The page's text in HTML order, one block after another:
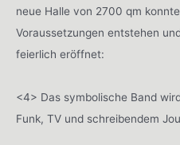
neue Halle von 2700 qm
Voraussetzungen entstehen
feierlich eröffnet:
<4> Das symbolische Band
Funk, TV und schreibendem